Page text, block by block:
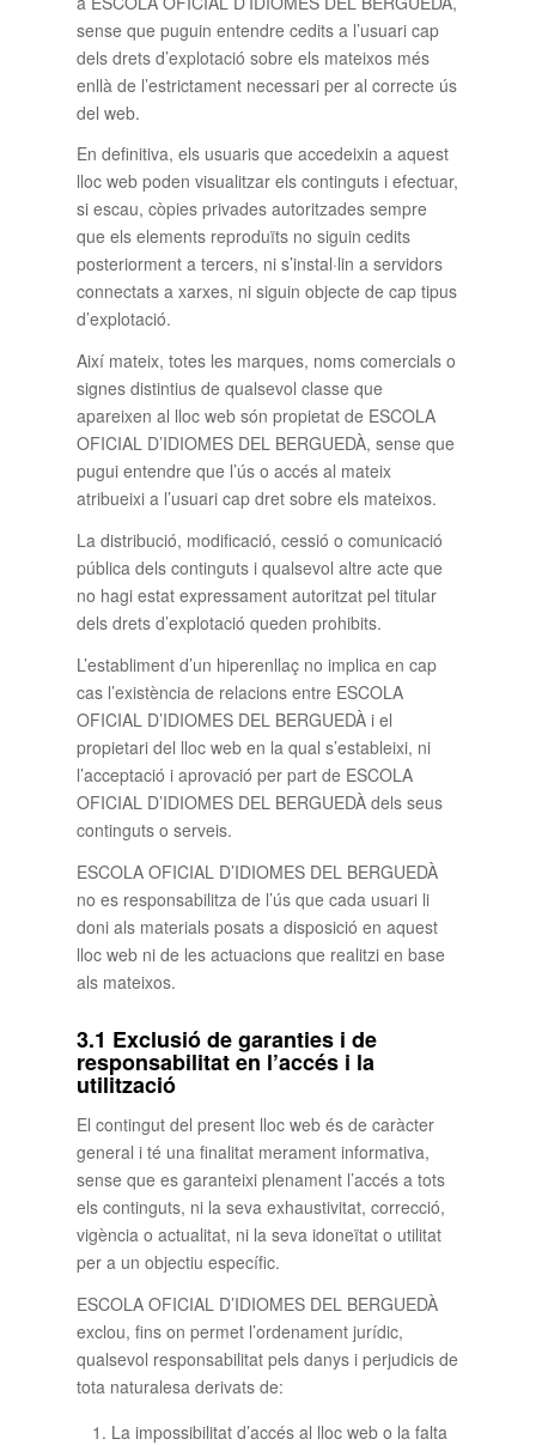
sense que puguin entendre cedits a l’usuari cap
dels drets d’explotació sobre els mateixos més
enllà de l’estrictament necessari per al correcte ús
del web.
En definitiva, els usuaris que accedeixin a aquest
lloc web poden visualitzar els continguts i efectuar,
si escau, còpies privades autoritzades sempre
que els elements reproduïts no siguin cedits
posteriorment a tercers, ni s’instal·lin a servidors
connectats a xarxes, ni siguin objecte de cap tipus
d’explotació.
Així mateix, totes les marques, noms comercials o
signes distintius de qualsevol classe que
apareixen al lloc web són propietat de ESCOLA
OFICIAL D’IDIOMES DEL BERGUEDÀ, sense que
pugui entendre que l’ús o accés al mateix
atribueixi a l’usuari cap dret sobre els mateixos.
La distribució, modificació, cessió o comunicació
pública dels continguts i qualsevol altre acte que
no hagi estat expressament autoritzat pel titular
dels drets d’explotació queden prohibits.
L’establiment d’un hiperenllaç no implica en cap
cas l’existència de relacions entre ESCOLA
OFICIAL D’IDIOMES DEL BERGUEDÀ i el
propietari del lloc web en la qual s’estableixi, ni
l’acceptació i aprovació per part de ESCOLA
OFICIAL D’IDIOMES DEL BERGUEDÀ dels seus
continguts o serveis.
ESCOLA OFICIAL D’IDIOMES DEL BERGUEDÀ
no es responsabilitza de l’ús que cada usuari li
doni als materials posats a disposició en aquest
lloc web ni de les actuacions que realitzi en base
als mateixos.
3.1 Exclusió de garanties i de
responsabilitat en l’accés i la
utilització
El contingut del present lloc web és de caràcter
general i té una finalitat merament informativa,
sense que es garanteixi plenament l’accés a tots
els continguts, ni la seva exhaustivitat, correcció,
vigència o actualitat, ni la seva idoneïtat o utilitat
per a un objectiu específic.
ESCOLA OFICIAL D’IDIOMES DEL BERGUEDÀ
exclou, fins on permet l’ordenament jurídic,
qualsevol responsabilitat pels danys i perjudicis de
tota naturalesa derivats de:
La impossibilitat d’accés al lloc web o la falta